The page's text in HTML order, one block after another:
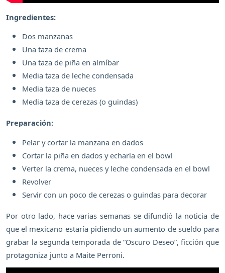
Ingredientes:
Dos manzanas
Una taza de crema
Una taza de piña en almíbar
Media taza de leche condensada
Media taza de nueces
Media taza de cerezas (o guindas)
Preparación:
Pelar y cortar la manzana en dados
Cortar la piña en dados y echarla en el bowl
Verter la crema, nueces y leche condensada en el bowl
Revolver
Servir con un poco de cerezas o guindas para decorar
Por otro lado, hace varias semanas se difundió la noticia de
que el mexicano estaría pidiendo un aumento de sueldo para
grabar la segunda temporada de “Oscuro Deseo”, ficción que
protagoniza junto a Maite Perroni.